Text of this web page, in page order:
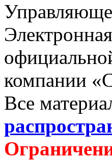
компании
Все